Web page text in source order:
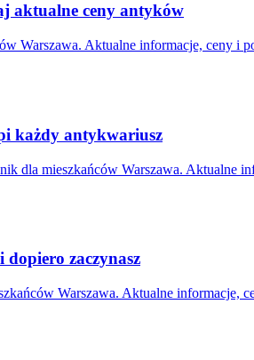
aktualne ceny antyków
Warszawa. Aktualne informacje, ceny i
każdy antykwariusz
dla mieszkańców Warszawa. Aktualne
dopiero zaczynasz
Warszawa. Aktualne informacje,